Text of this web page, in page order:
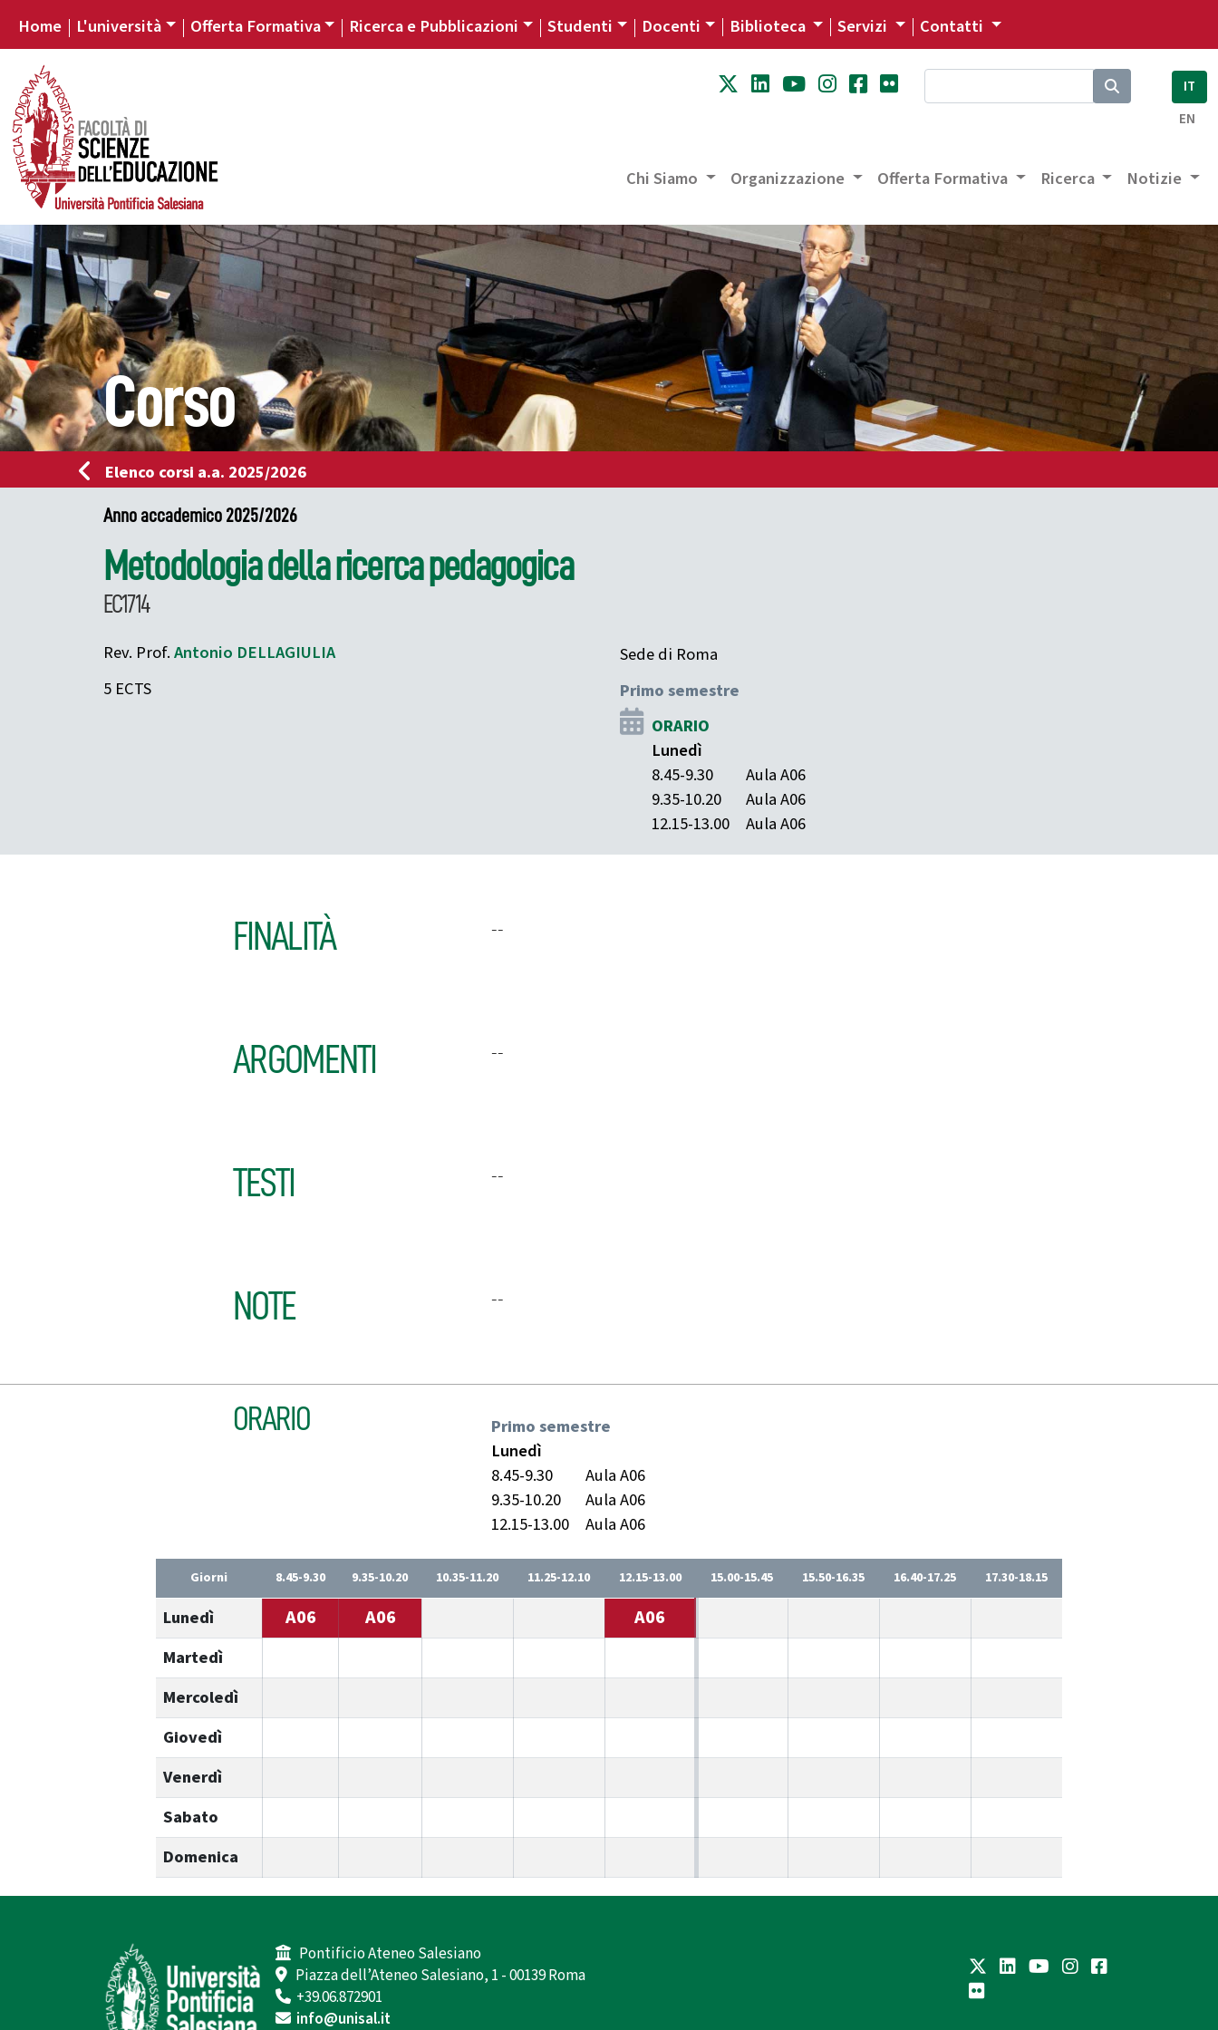
Home L'università Offerta Formativa Ricerca e Pubblicazioni Studenti Docenti Biblioteca Servizi Contatti
IT
EN
Chi Siamo Organizzazione Offerta Formativa Ricerca Notizie
Corso
Elenco corsi a.a. 2025/2026
Anno accademico 2025/2026
Metodologia della ricerca pedagogica
EC1714
Rev. Prof.Antonio DELLAGIULIA
5 ECTS
Sede di Roma
Primo semestre
ORARIO
Lunedì
8.45-9.30
Aula A06
9.35-10.20
Aula A06
12.15-13.00
Aula A06
FINALITÀ --
ARGOMENTI --
TESTI --
NOTE --
ORARIO
Primo semestre
Lunedì
8.45-9.30
Aula A06
9.35-10.20
Aula A06
12.15-13.00
Aula A06
Giorni 8.45-9.30 9.35-10.20 10.35-11.20 11.25-12.10 12.15-13.00 15.00-15.45 15.50-16.35 16.40-17.25 17.30-18.15
Lunedì A06 A06 A06
Martedì
Mercoledì
Giovedì
Venerdì
Sabato
Domenica
Pontificio Ateneo Salesiano
Piazza dell’Ateneo Salesiano, 1 - 00139 Roma
+39.06.872901
info@unisal.it